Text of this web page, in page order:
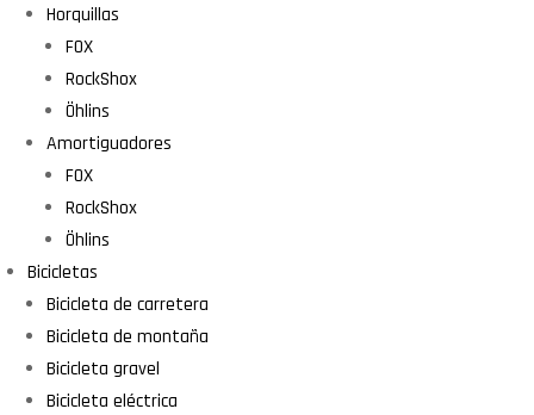
Horquillas
FOX
RockShox
Öhlins
Amortiguadores
FOX
RockShox
Öhlins
Bicicletas
Bicicleta de carretera
Bicicleta de montaña
Bicicleta gravel
Bicicleta eléctrica